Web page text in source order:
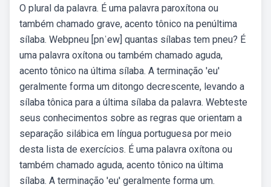
O plural da palavra. É uma palavra paroxítona ou
também chamado grave, acento tônico na penúltima
sílaba. Webpneu [pnˈew] quantas sílabas tem pneu? É
uma palavra oxítona ou também chamado aguda,
acento tônico na última sílaba. A terminação 'eu'
geralmente forma um ditongo decrescente, levando a
sílaba tônica para a última sílaba da palavra. Webteste
seus conhecimentos sobre as regras que orientam a
separação silábica em língua portuguesa por meio
desta lista de exercícios. É uma palavra oxítona ou
também chamado aguda, acento tônico na última
sílaba. A terminação 'eu' geralmente forma um.